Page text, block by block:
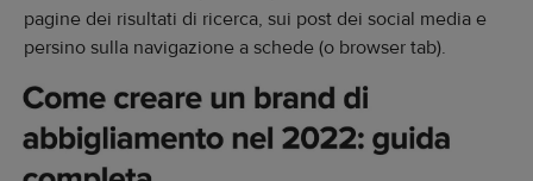
pagine dei risultati di ricerca, sui post dei social media e
persino sulla navigazione a schede (o browser tab).